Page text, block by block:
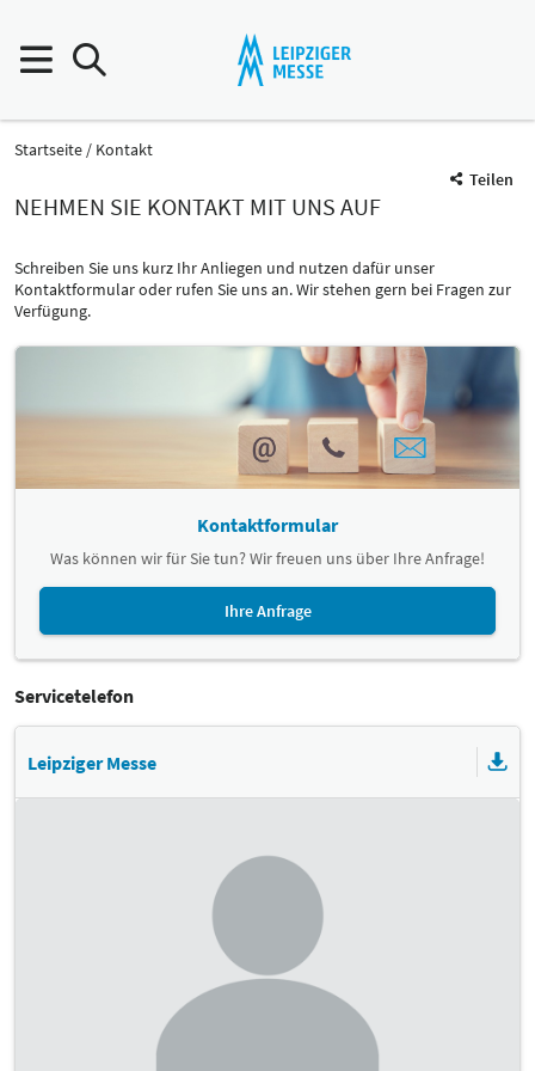
Startseite
Kontakt
Teilen
NEHMEN SIE KONTAKT MIT UNS AUF
Schreiben Sie uns kurz Ihr Anliegen und nutzen dafür unser
Kontaktformular oder rufen Sie uns an. Wir stehen gern bei Fragen zur
Verfügung.
Kontaktformular
Was können wir für Sie tun? Wir freuen uns über Ihre Anfrage!
Ihre Anfrage
Servicetelefon
Leipziger Messe